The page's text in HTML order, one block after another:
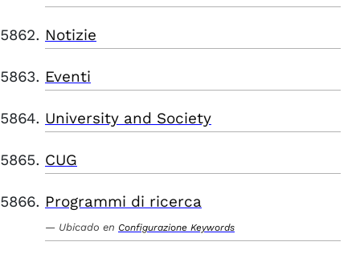
Notizie
Eventi
University and Society
CUG
Programmi di ricerca
Ubicado en Configurazione Keywords